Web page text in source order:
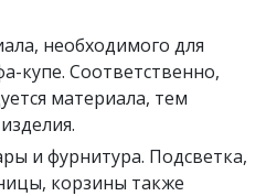
необходимого для
купе. Соответственно,
материала, тем
и фурнитура. Подсветка,
корзины также